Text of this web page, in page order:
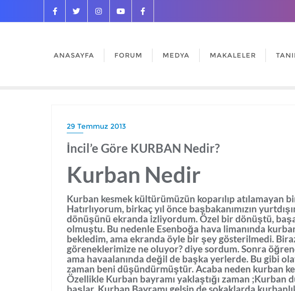
ANASAYFA FORUM MEDYA MAKALELER
29 Temmuz 2013
İncil’e Göre KURBAN Nedir?
Kurban Nedir
Kurban kesmek kültürümüzün koparılıp atılamayan
Hatırlıyorum, birkaç yıl önce başbakanımızın
dönüşünü ekranda izliyordum. Özel bir dönüştü,
olmuştu. Bu nedenle Esenboğa hava limanında
bekledim, ama ekranda öyle bir şey gösterilmedi.
göreneklerimize ne oluyor? diye sordum. Sonra
ama havaalanında değil de başka yerlerde. Bu gibi
zaman beni düşündürmüştür. Acaba neden kurban
Özellikle Kurban bayramı yaklaştığı zaman ;Kurban